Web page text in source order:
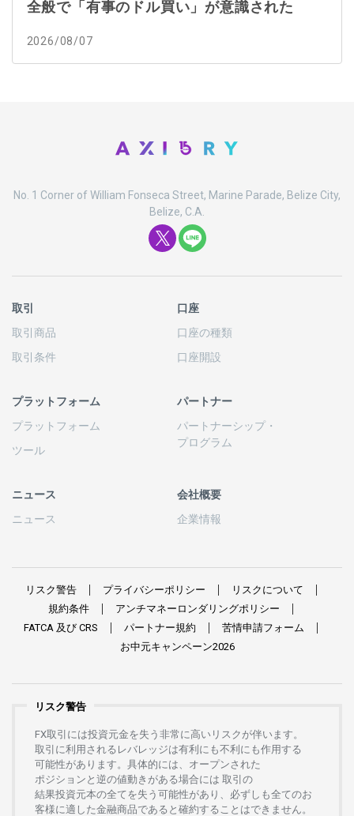
全般で「有事のドル買い」が意識された
2026/08/07
No. 1 Corner of William Fonseca Street, Marine Parade, Belize City,
Belize, C.A.
取引
取引商品
取引条件
口座
口座の種類
口座開設
プラットフォーム
プラットフォーム
ツール
パートナー
パートナーシップ・
プログラム
ニュース
ニュース
会社概要
企業情報
リスク警告 プライバシーポリシー
リスクについて
規約条件
アンチマネーロンダリングポリシー
FATCA 及び CRS パートナー規約 苦情申請フォーム
お中元キャンペーン2026
リスク警告
FX取引には投資元金を失う 非常に高い リスクが伴います。
取引に利用さ れる レバレッジは有利にも不利にも作用する
可能性があります。 具体的には、 オープンさ れた
ポジションと 逆の値動きがある場合には 取引の
結果投資元本の全てを失う 可能性があり、 必ずしも全てのお
客様に適した金融商品であると 確約することはできません。